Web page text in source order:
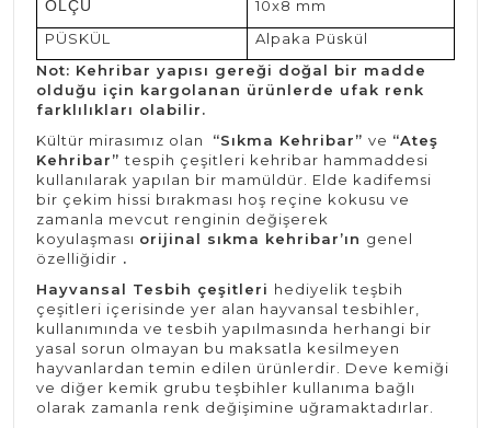
ÖLÇÜ
10x8 mm
PÜSKÜL
Alpaka Püskül
Not: Kehribar yapısı gereği doğal bir madde
olduğu için kargolanan ürünlerde ufak renk
farklılıkları olabilir.
Kültür mirasımız olan “Sıkma Kehribar” ve “Ateş
Kehribar”tespih çeşitleri kehribar hammaddesi
kullanılarak yapılan bir mamüldür. Elde kadifemsi
bir çekim hissi bırakması hoş reçine kokusu ve
zamanla mevcut renginin değişerek
koyulaşması orijinal sıkma kehribar’ın genel
özelliğidir .
Hayvansal Tesbih çeşitleri hediyelik teşbih
çeşitleri içerisinde yer alan hayvansal tesbihler,
kullanımında ve tesbih yapılmasında herhangi bir
yasal sorun olmayan bu maksatla kesilmeyen
hayvanlardan temin edilen ürünlerdir. Deve kemiği
ve diğer kemik grubu teşbihler kullanıma bağlı
olarak zamanla renk değişimine uğramaktadırlar.